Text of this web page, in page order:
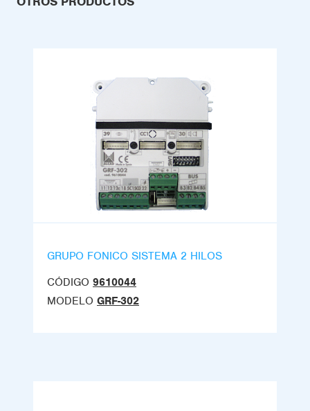
GRUPO FONICO SISTEMA 2 HILOS
CÓDIGO 9610044
MODELO GRF-302